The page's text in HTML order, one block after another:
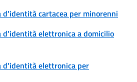
d'identità cartacea per minorenni
d'identità elettronica a domicilio
d'identità elettronica per